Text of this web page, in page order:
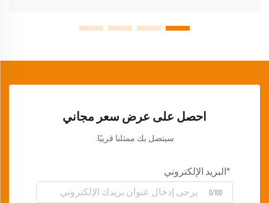
احصل على عرض سعر مجاني
سيتصل بك ممثلنا قريبًا.
البريد الإلكتروني
0/100